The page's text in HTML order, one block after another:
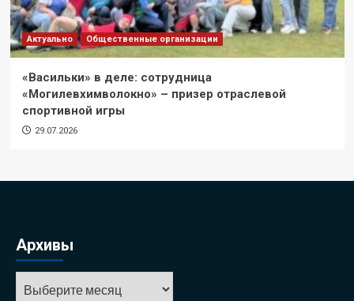
Актуально Общественные организации
«Васильки» в деле: сотрудница
«Могилевхимволокно» – призер отраслевой
спортивной игры
29.07.2026
Архивы